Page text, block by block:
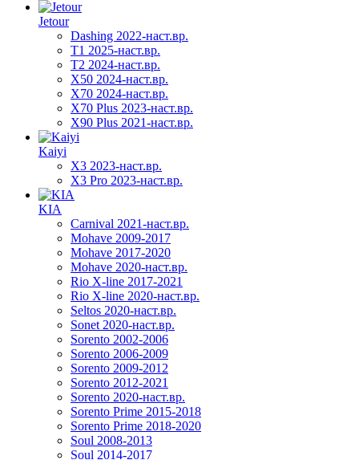
Jetour
Dashing 2022-наст.вр.
T1 2025-наст.вр.
T2 2024-наст.вр.
X50 2024-наст.вр.
X70 2024-наст.вр.
X70 Plus 2023-наст.вр.
X90 Plus 2021-наст.вр.
Kaiyi
X3 2023-наст.вр.
X3 Pro 2023-наст.вр.
KIA
Carnival 2021-наст.вр.
Mohave 2009-2017
Mohave 2017-2020
Mohave 2020-наст.вр.
Rio X-line 2017-2021
Rio X-line 2020-наст.вр.
Seltos 2020-наст.вр.
Sonet 2020-наст.вр.
Sorento 2002-2006
Sorento 2006-2009
Sorento 2009-2012
Sorento 2012-2021
Sorento 2020-наст.вр.
Sorento Prime 2015-2018
Sorento Prime 2018-2020
Soul 2008-2013
Soul 2014-2017